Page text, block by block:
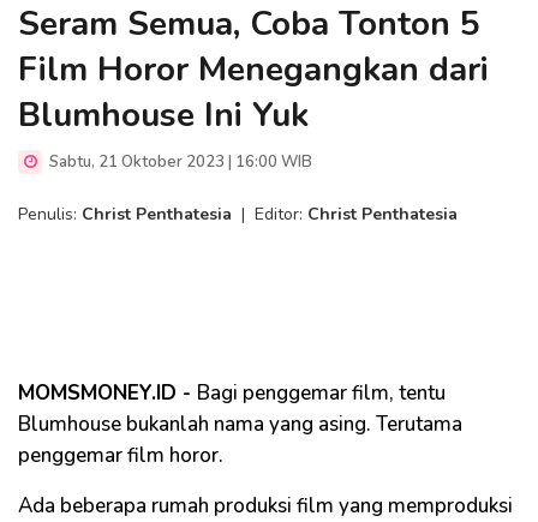
Seram Semua, Coba Tonton 5
Film Horor Menegangkan dari
Blumhouse Ini Yuk
Sabtu, 21 Oktober 2023 | 16:00 WIB
Penulis: Christ Penthatesia | Editor: Christ Penthatesia
MOMSMONEY.ID - Bagi penggemar film, tentu
Blumhouse bukanlah nama yang asing. Terutama
penggemar film horor.
Ada beberapa rumah produksi film yang memproduksi